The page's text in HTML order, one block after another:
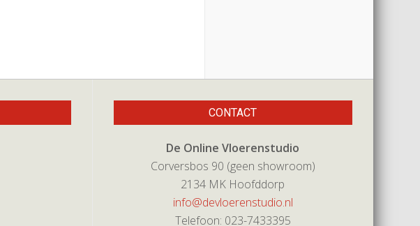
CONTACT
De Online Vloerenstudio
Corversbos 90 (geen showroom)
2134 MK Hoofddorp
info@devloerenstudio.nl
Telefoon: 023-7433395